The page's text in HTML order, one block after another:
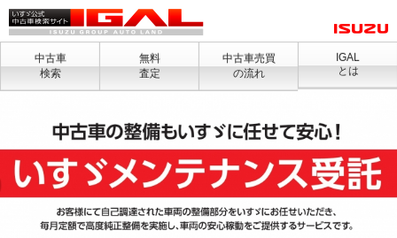
中古車
検索
無料
査定
中古車売買
の流れ
IGAL
とは